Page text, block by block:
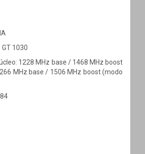
GT 1030
1228 MHz base / 1468 MHz boost
MHz base / 1506 MHz boost (modo